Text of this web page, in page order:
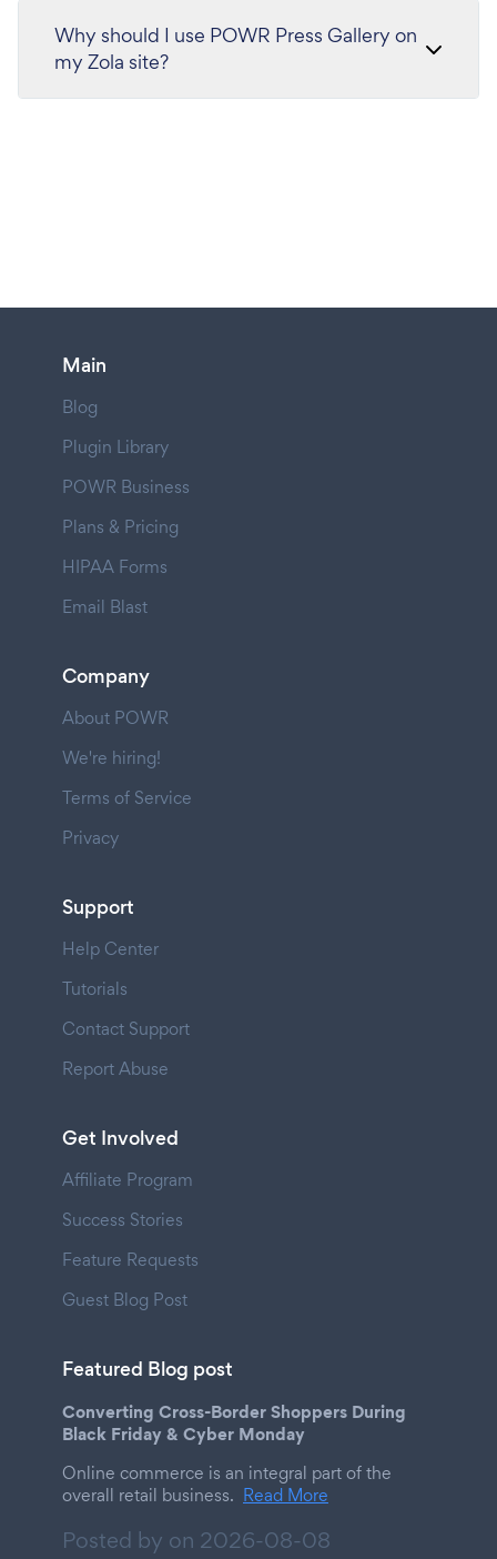
Why should I use POWR Press Gallery on
my Zola site?
Main
Blog
Plugin Library
POWR Business
Plans & Pricing
HIPAA Forms
Email Blast
Company
About POWR
We're hiring!
Terms of Service
Privacy
Support
Help Center
Tutorials
Contact Support
Report Abuse
Get Involved
Affiliate Program
Success Stories
Feature Requests
Guest Blog Post
Featured Blog post
Converting Cross-Border Shoppers During
Black Friday & Cyber Monday
Online commerce is an integral part of the
overall retail business. Read More
Posted by on 2026-08-08